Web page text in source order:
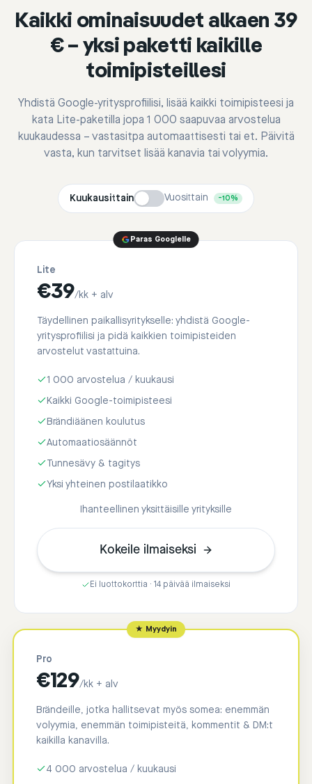
Kaikki ominaisuudet alkaen 39
€ – yksi paketti kaikille
toimipisteillesi
Yhdistä Google-yritysprofiilisi, lisää kaikki toimipisteesi ja
kata Lite-paketilla jopa 1 000 saapuvaa arvostelua
kuukaudessa – vastasitpa automaattisesti tai et. Päivitä
vasta, kun tarvitset lisää kanavia tai volyymia.
Kuukausittain Vuosittain −10%
Paras Googlelle
Lite
€39/kk + alv
Täydellinen paikallisyritykselle: yhdistä Google-
yritysprofiilisi ja pidä kaikkien toimipisteiden
arvostelut vastattuina.
1 000 arvostelua / kuukausi
Kaikki Google-toimipisteesi
Brändiäänen koulutus
Automaatiosäännöt
Tunnesävy & tagitys
Yksi yhteinen postilaatikko
Ihanteellinen yksittäisille yrityksille
Kokeile ilmaiseksi
Ei luottokorttia · 14 päivää ilmaiseksi
★ Myydyin
Pro
€129/kk + alv
Brändeille, jotka hallitsevat myös somea: enemmän
volyymia, enemmän toimipisteitä, kommentit & DM:t
kaikilla kanavilla.
4 000 arvostelua / kuukausi